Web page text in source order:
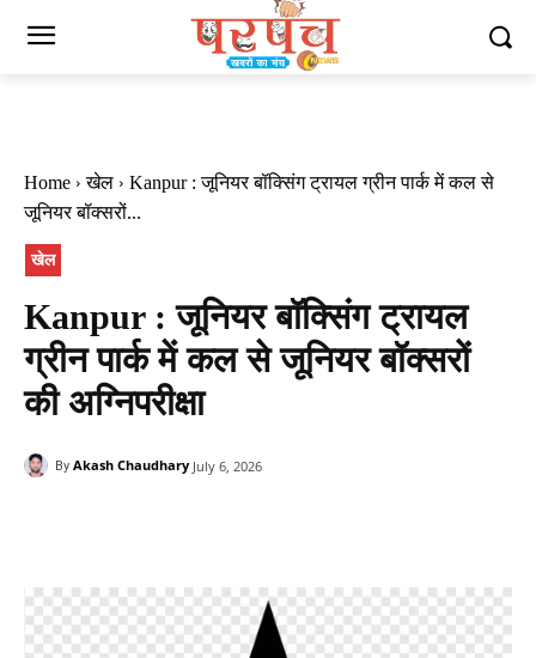
Home खेल
Kanpur : जूनियर बॉक्सिंग ट्रायल ग्रीन पार्क में कल से
जूनियर बॉक्सरों...
खेल
Kanpur : जूनियर बॉक्सिंग ट्रायल
ग्रीन पार्क में कल से जूनियर बॉक्सरों
की अग्निपरीक्षा
By Akash Chaudhary July 6, 2026